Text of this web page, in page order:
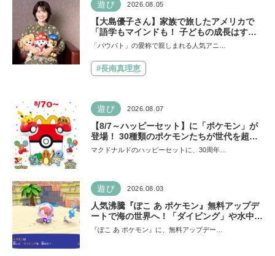
遊び 2026.08.05
【大島優子さん】家族で旅したアメリカで
「語学もマインドも！ 子どもの成長はすご
かった」声優をつとめた映画『パウ・パトロ
なければ何でもできると子どもに知ってほし
い
「パウパト」の愛称で親しまれる人気アニ…
#長南真理恵
遊び 2026.08.07
【8/7～ハッピーセット】に「ポケモン」が
登場！ 30種類のポケモンたちが世代を超え
て勢ぞろい
マクドナルドのハッピーセットに、30周年…
遊び 2026.08.03
人気沸騰『ぽこ あ ポケモン』無料アップデ
ートで海の世界へ！「ダイビング」や水中の
街づくりが楽しめる追加コンテンツも登場
『ぽこ あ ポケモン』に、無料アップデー…